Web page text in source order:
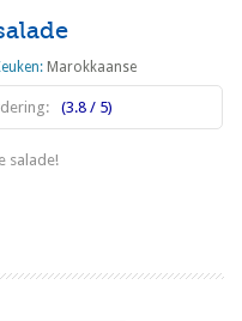
Marokkaanse
(3.8 / 5)
salade!